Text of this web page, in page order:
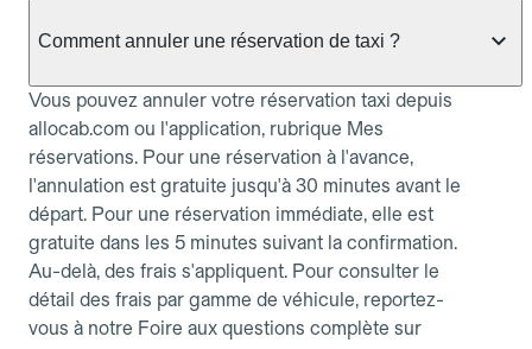
Comment annuler une réservation de taxi ?
Vous pouvez annuler votre réservation taxi depuis
allocab.com ou l'application, rubrique Mes
réservations. Pour une réservation à l'avance,
l'annulation est gratuite jusqu'à 30 minutes avant le
départ. Pour une réservation immédiate, elle est
gratuite dans les 5 minutes suivant la confirmation.
Au-delà, des frais s'appliquent. Pour consulter le
détail des frais par gamme de véhicule, reportez-
vous à notre Foire aux questions complète sur